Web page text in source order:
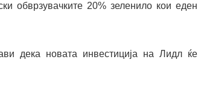
обврзувачките 20% зеленило кои еден
дека новата инвестиција на Лидл ќе